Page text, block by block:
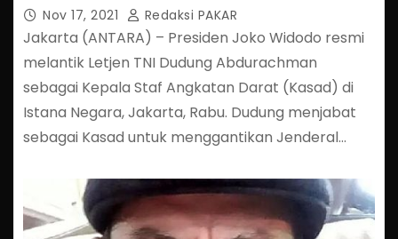
Nov 17, 2021 Redaksi PAKAR
Jakarta (ANTARA) – Presiden Joko Widodo resmi
melantik Letjen TNI Dudung Abdurachman
sebagai Kepala Staf Angkatan Darat (Kasad) di
Istana Negara, Jakarta, Rabu. Dudung menjabat
sebagai Kasad untuk menggantikan Jenderal…